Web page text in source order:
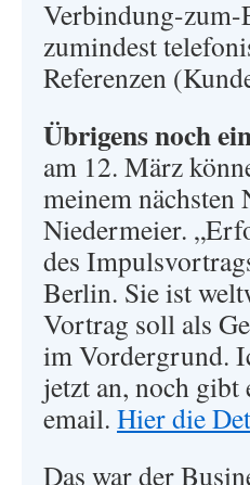
Verbindung-
zumindest
Referenzen
Übrigens noch
am 12. März
meinem
Niedermeier.
des
Berlin. Sie ist
Vortrag soll als
im Vordergrund.
jetzt an, noch
email. Hier die
Das war der